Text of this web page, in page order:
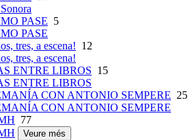
PASE 5
PASE
tres, a escena! 12
tres, a escena!
ENTRE LIBROS 15
ENTRE LIBROS
CON ANTONIO SEMPERE 25
CON ANTONIO SEMPERE
77
Veure més